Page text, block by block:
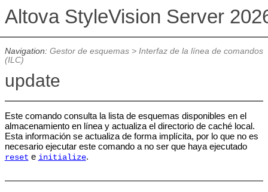
Altova StyleVision Server
Navigation: Gestor de esquemas> Interfaz de la línea de comandos
(ILC)
update
Este comando consulta la lista de esquemas disponibles en el
almacenamiento en línea y actualiza el directorio de caché local.
Esta información se actualiza de forma implícita, por lo que no es
necesario ejecutar este comando a no ser que haya ejecutado
reset e initialize.